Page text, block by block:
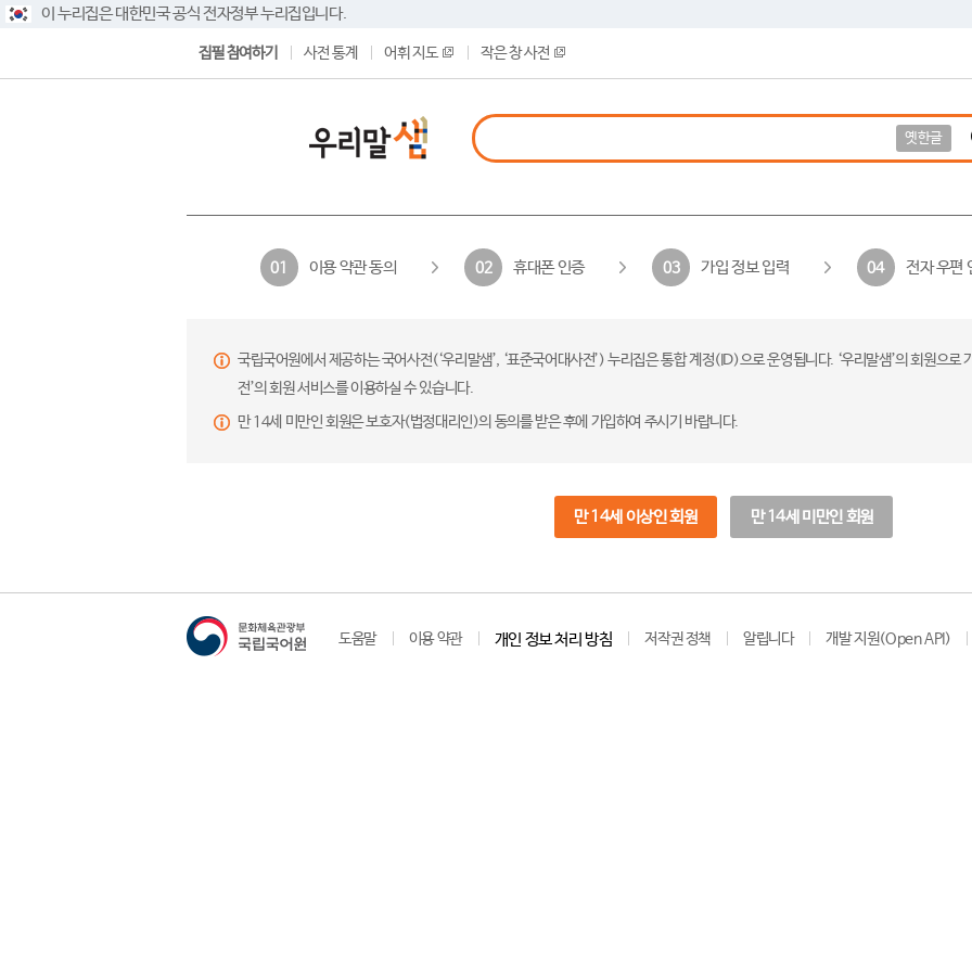
이 누리집은 대한민국 공식 전자정부 누리집입니다.
집필 참여하기 사전 통계 어휘 지도 작은 창 사전
옛한글
01 이용 약관 동의 02 휴대폰 인증 03 가입 정보 입력 04 전자 우편
국립국어원에서 제공하는 국어사전(‘우리말샘’, ‘표준국어대사전’) 누리집은 통합 계정(ID)으로 운영됩니다. ‘우리말샘’의 회원으
전’의 회원 서비스를 이용하실 수 있습니다.
만 14세 미만인 회원은 보호자(법정대리인)의 동의를 받은 후에 가입하여 주시기 바랍니다.
만 14세 이상인 회원 만 14세 미만인 회원
도움말 이용 약관 개인 정보 처리 방침 저작권 정책 알립니다 개발 지원(Open API)